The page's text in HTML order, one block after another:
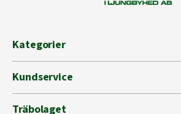
Kategorier
Kundservice
Träbolaget